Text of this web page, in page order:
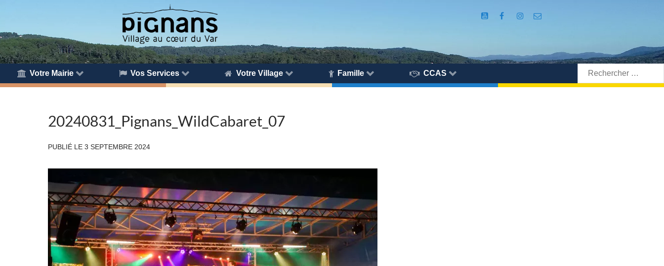
Votre Mairie Vos Services Votre Village Famille CCAS
Rechercher:
20240831_Pignans_WildCabaret_07
PUBLIÉ LE 3 SEPTEMBRE 2024